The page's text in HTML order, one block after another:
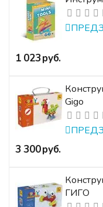
‍1 023‍руб.
Gigo
‍3 300‍руб.
ГИГО